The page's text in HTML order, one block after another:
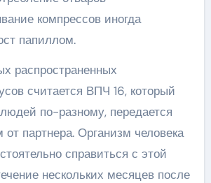
компрессов иногда
папиллом.
распространенных
считается ВПЧ 16, который
по-разному, передается
партнера. Организм человека
справиться с этой
нескольких месяцев после